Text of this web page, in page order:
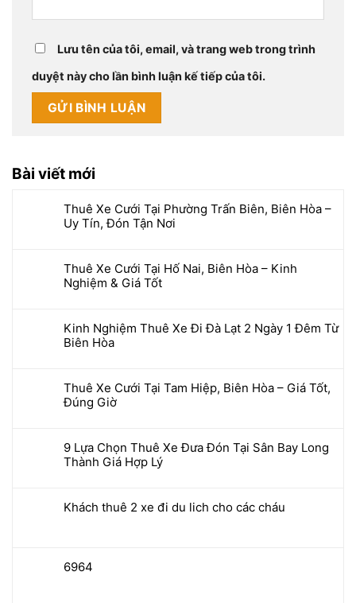
Lưu tên của tôi, email, và trang web trong trình
duyệt này cho lần bình luận kế tiếp của tôi.
Bài viết mới
Thuê Xe Cưới Tại Phường Trấn Biên, Biên Hòa –
Uy Tín, Đón Tận Nơi
Thuê Xe Cưới Tại Hố Nai, Biên Hòa – Kinh
Nghiệm & Giá Tốt
Kinh Nghiệm Thuê Xe Đi Đà Lạt 2 Ngày 1 Đêm Từ
Biên Hòa
Thuê Xe Cưới Tại Tam Hiệp, Biên Hòa – Giá Tốt,
Đúng Giờ
9 Lựa Chọn Thuê Xe Đưa Đón Tại Sân Bay Long
Thành Giá Hợp Lý
Khách thuê 2 xe đi du lich cho các cháu
6964